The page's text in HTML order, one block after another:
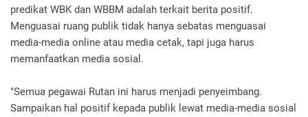
predikat WBK dan WBBM adalah terkait berita positif.
Menguasai ruang publik tidak hanya sebatas menguasai
media-media online atau media cetak, tapi juga harus
memanfaatkan media sosial.
"Semua pegawai Rutan ini harus menjadi penyeimbang.
Sampaikan hal positif kepada publik lewat media-media sosial